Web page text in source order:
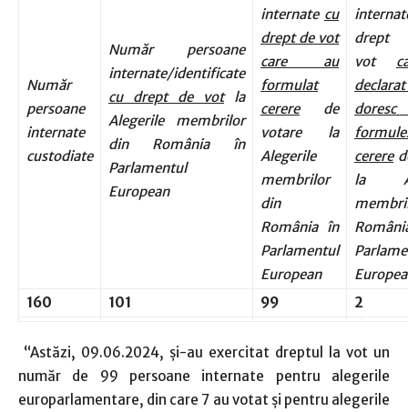
Număr
persoane
internate
custodiate
Număr persoane
internate/identificate
cu drept de votla
Alegerile membrilor
din România în
Parlamentul
European
internate cu
drept de vot
care au
formulat
cererede
votare la
Alegerile
membrilor
din
România în
Parlamentul
European
vot
cerere
la
160
101 99 2
“Astăzi, 09.06.2024, și-au exercitat dreptul la vot un
număr de 99 persoane internate pentru alegerile
europarlamentare, din care 7 au votat și pentru alegerile